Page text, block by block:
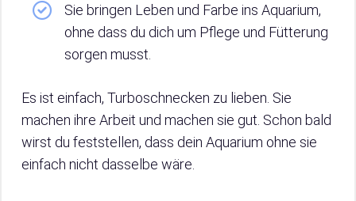
Sie bringen Leben und Farbe ins Aquarium,
ohne dass du dich um Pflege und Fütterung
sorgen musst.
Es ist einfach, Turboschnecken zu lieben. Sie
machen ihre Arbeit und machen sie gut. Schon bald
wirst du feststellen, dass dein Aquarium ohne sie
einfach nicht dasselbe wäre.